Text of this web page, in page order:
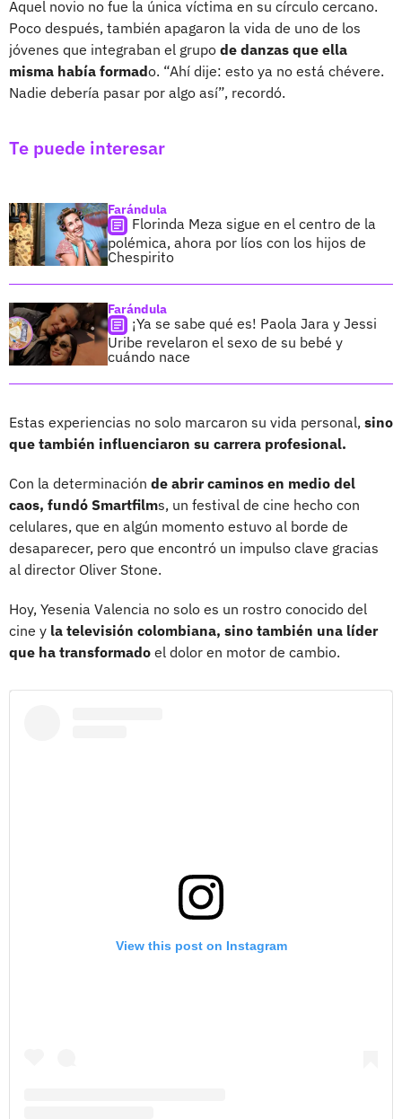
Aquel novio no fue la única víctima en su círculo cercano.
Poco después, también apagaron la vida de uno de los
jóvenes que integraban el grupo de danzas que ella
misma había formado. “Ahí dije: esto ya no está chévere.
Nadie debería pasar por algo así”, recordó.
Te puede interesar
Farándula
Florinda Meza sigue en el centro de la
polémica, ahora por líos con los hijos de
Chespirito
Farándula
¡Ya se sabe qué es! Paola Jara y Jessi
Uribe revelaron el sexo de su bebé y
cuándo nace
Estas experiencias no solo marcaron su vida personal, sino
que también influenciaron su carrera profesional.
Con la determinación de abrir caminos en medio del
caos, fundó Smartfilms, un festival de cine hecho con
celulares, que en algún momento estuvo al borde de
desaparecer, pero que encontró un impulso clave gracias
al director Oliver Stone.
Hoy, Yesenia Valencia no solo es un rostro conocido del
cine y la televisión colombiana, sino también una líder
que ha transformado el dolor en motor de cambio.
View this post on Instagram